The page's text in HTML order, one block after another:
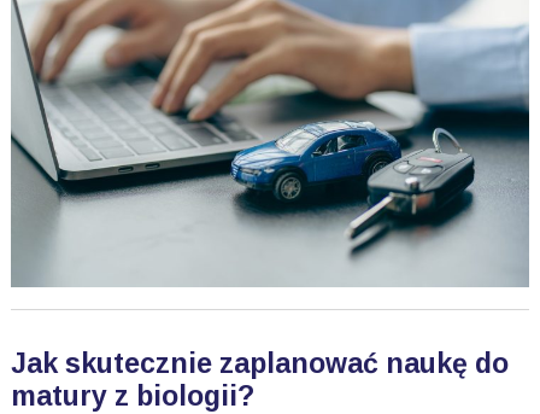
Jak skutecznie zaplanować naukę do
matury z biologii?